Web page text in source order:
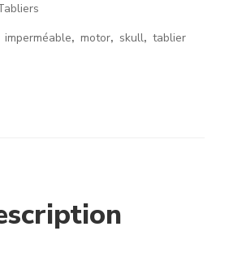
imperméable,motor, skull, tablier